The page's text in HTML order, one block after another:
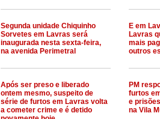
Segunda unidade Chiquinho
Sorvetes em Lavras será
inaugurada nesta sexta-feira,
na avenida Perimetral
E em
Lavras
mais
outros
Após ser preso e liberado
ontem mesmo, suspeito de
série de furtos em Lavras volta
a cometer crime e é detido
PM
furtos
e
na Vila